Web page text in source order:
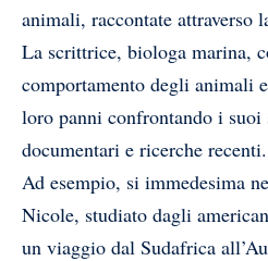
animali, raccontate attraverso
La scrittrice, biologa marina,
comportamento degli animali
loro panni confrontando i suoi
documentari e ricerche recenti.
Ad esempio, si immedesima
Nicole, studiato dagli
un viaggio dal Sudafrica